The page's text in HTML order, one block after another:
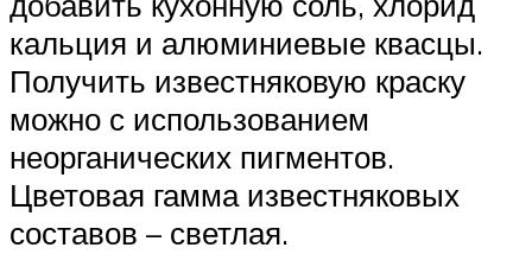
кальция и алюминиевые квасцы.
Получить известняковую краску
можно с использованием
неорганических пигментов.
Цветовая гамма известняковых
составов – светлая.